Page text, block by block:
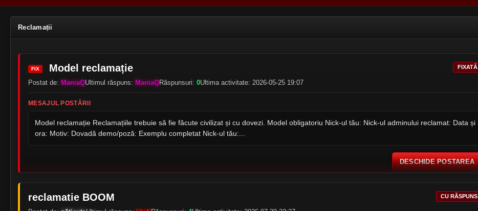
Reclamații
FIX Model reclamație
Postat de: ManiaQUltimul răspuns: ManiaQRăspunsuri: 0Ultima activitate: 2026-05-25 19:07
FIXATĂ
MESAJUL POSTĂRII
Model reclamație Reclamațiile trebuie să fie făcute civilizat și cu dovezi. Model obligatoriu Nick-ul tău: Nick-ul adminului reclamat: Data și
ora: Motiv: Dovadă demo/poză: Exemplu completat Nick-ul tău:...
DESCHIDE POSTAREA
reclamatie BOOM CU RĂSPUNS